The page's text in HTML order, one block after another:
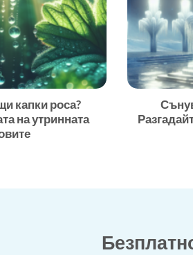
капки роса?
на утринната